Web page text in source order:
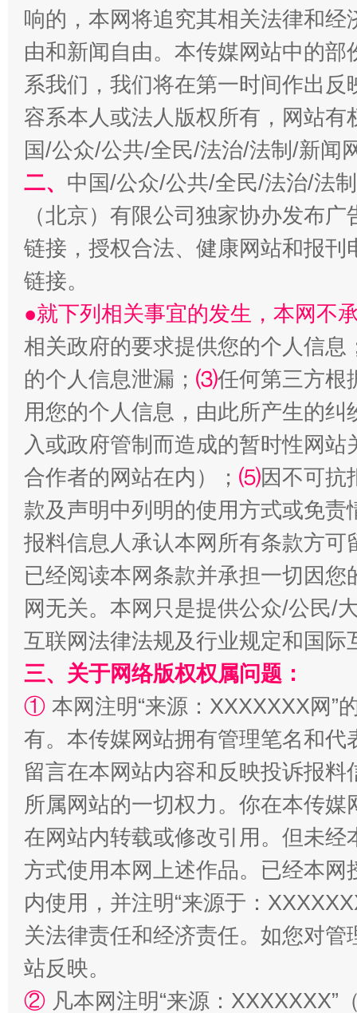
千年窑火 生生不息 一
受贿1.44亿！段成刚被判无期 从幼
全民健身五年计划来了！等你上场
阿坝州三大球赛在茂县开幕 规模
响的，本网将追究其相关法律和
由和新闻自由。本传媒网站中的
系我们，我们将在第一时间作出
容系本人或法人版权所有，网站
国/公众/公共/全民/法治/法制/新闻
二、 中国/公众/公共/全民/法治/法
（北京）有限公司独家协办发布
链接，授权合法、健康网站和报
链接。
●就下列相关事宜的发生，本网不
相关政府的要求提供您的个人信息
的个人信息泄漏； ⑶任何第三方根
用您的个人信息，由此所产生的纠
入或政府管制而造成的暂时性网
合作者的网站在内）； ⑸因不可抗
款及声明中列明的使用方式或免责
报料信息人承认本网所有条款方
已经阅读本网条款并承担一切因
网无关。本网只是提供公众/公民/
互联网法律法规及行业规定和国
三、关于网络版权权属问题：
① 本网注明“来源：XXXXXXX网”
有。本传媒网站拥有管理笔名和
留言在本网站内容和反映投诉报
所属网站的一切权力。你在本传
在网站内转载或修改引用。但未
方式使用本网上述作品。已经本
内使用，并注明“来源于：
关法律责任和经济责任。如您对
站反映。
② 凡本网注明“来源：